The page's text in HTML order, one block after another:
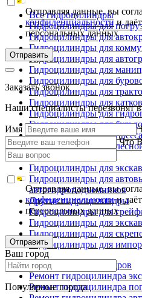
Все гидроцилиндры
Гидроцилиндры для
Гидроцилиндры для
Гидроцилиндры для
Гидроцилиндры для
Гидроцилиндры для
Гидроцилиндры для
Гидроцилиндры для
Гидроцилиндры для катков
Гидроцилиндры для
Гидроцилиндры для
Гидроцилиндры для пресса
Гидроцилиндры для
металловозов
Гидроцилиндры для
Гидроцилиндры для
автогидроподъемников
Другие гидроцилиндры
Гидроцилиндры для
Гидроцилиндры для
Гидроцилиндры для
Гидроцилиндры для
Ремонт гидроцилиндров
Ремонт гидроцилиндра
Ремонт гидроцилиндра
Отправляя данные, вы
конфиденциальностии
персональных данных
Отправить
Заказать звонок
Наши специалисты перезвонят
Имя
Что
Отправляя данные, вы
конфиденциальностии
персональных данных
Отправить
Ваш город
Популярные города